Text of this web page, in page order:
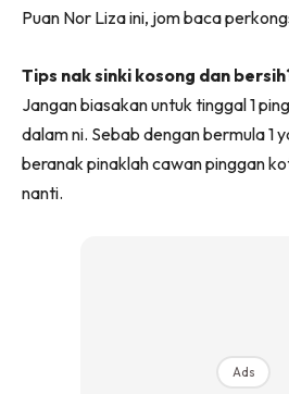
Puan Nor Liza ini, jom baca
Tips nak sinki kosong dan
Jangan biasakan untuk tinggal 1
dalam ni. Sebab dengan bermula 1
beranak pinaklah cawan pinggan
nanti.
Ads